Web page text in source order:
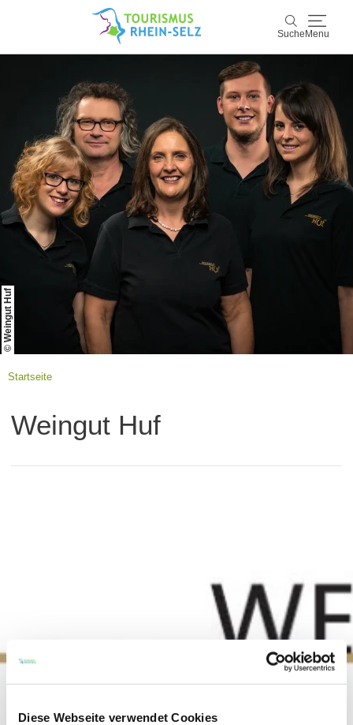
Diese Webseite verwendet Cookies
Suche Menu
Suche
Entdecken & Erleben
Wein & Genuss
Kultur & Events
© Weingut Huf
Startseite
Weingut Huf